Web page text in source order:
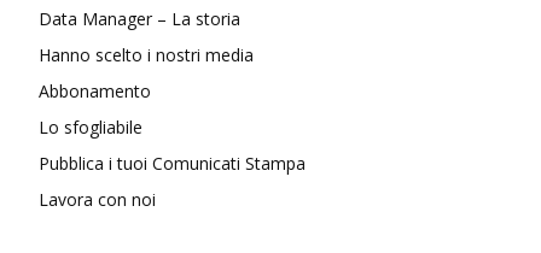
Data Manager – La storia
Hanno scelto i nostri media
Abbonamento
Lo sfogliabile
Pubblica i tuoi Comunicati Stampa
Lavora con noi